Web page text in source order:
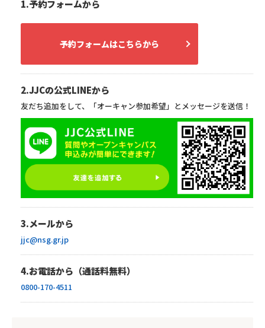
1.予約フォームから
予約フォームはこちらから
2.JJCの公式LINEから
友だち追加をして、「オーキャン参加希望」とメッセージを送信！
3.メールから
jjc@nsg.gr.jp
4.お電話から（通話料無料）
0800-170-4511